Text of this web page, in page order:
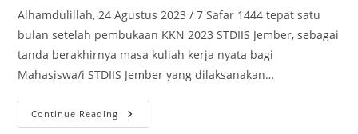
Alhamdulillah, 24 Agustus 2023 / 7 Safar 1444 tepat satu
bulan setelah pembukaan KKN 2023 STDIIS Jember, sebagai
tanda berakhirnya masa kuliah kerja nyata bagi
Mahasiswa/i STDIIS Jember yang dilaksanakan…
Continue Reading KKN
2023